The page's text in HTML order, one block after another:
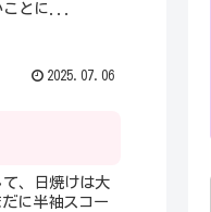
ことに...
2025.07.06
、日焼けは大
に半袖スコー